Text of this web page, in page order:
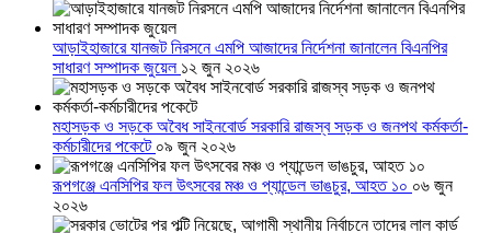
আড়াইহাজারে যানজট নিরসনে এমপি আজাদের নির্দেশনা জানালেন বিএনপির
সাধারণ সম্পাদক জুয়েল ১২ জুন ২০২৬
মহাসড়ক ও সড়কে অবৈধ সাইনবোর্ড সরকারি রাজস্ব সড়ক ও জনপথ কর্মকর্তা-
কর্মচারীদের পকেটে ০৯ জুন ২০২৬
রূপগঞ্জে এনসিপির ফল উৎসবের মঞ্চ ও প্যান্ডেল ভাঙচুর, আহত ১০ ০৬ জুন
২০২৬